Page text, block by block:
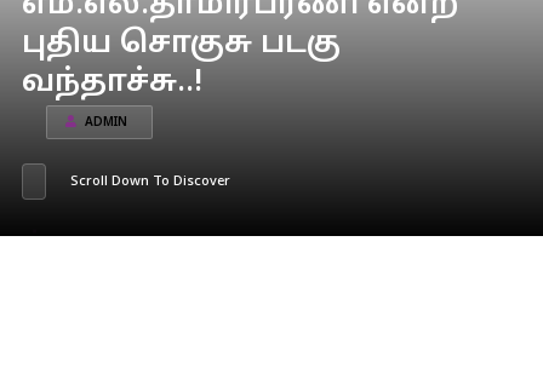
புதிய சொகுசு படகு
வந்தாச்சு..!
ADMIN
Scroll Down To Discover